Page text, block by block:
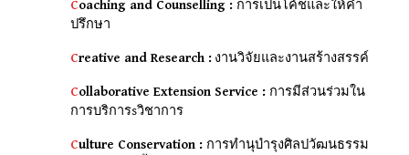
Coaching and Counselling : การเป็นโค้ชและให้คํา
ปรึกษา
Creative and Research : งานวิจัยและงานสร้างสรรค์
Collaborative Extension Service : การมีส่วนร่วมใน
การบริการsวิชาการ
Culture Conservation : การทํานุบํารุงศิลปวัฒนธรรม